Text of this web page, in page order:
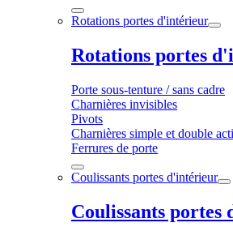
Rotations portes d'intérieur
Rotations portes
Porte sous-tenture / sans cadre
Charnières invisibles
Pivots
Charnières simple et double
Ferrures de porte
Coulissants portes d'intérieur
Coulissants